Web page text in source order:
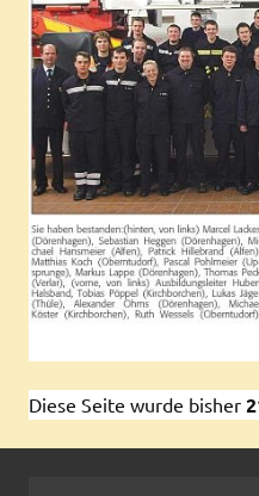
Diese Seite wurde bisher